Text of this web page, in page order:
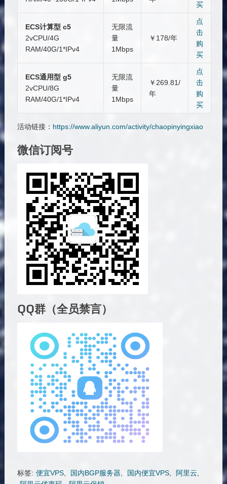
买
ECS计算型 c5
2vCPU/4G
RAM/40G/1*IPv4
无限流
量
1Mbps
￥178/年
点
击
购
买
ECS通用型 g5
2vCPU/8G
RAM/40G/1*IPv4
无限流
量
1Mbps
￥269.81/
年
点
击
购
买
活动链接： https://www.aliyun.com/activity/chaopinyingxiao
微信订阅号
QQ群（全员禁言）
标签: 便宜VPS, 国内BGP服务器, 国内便宜VPS, 阿里云,